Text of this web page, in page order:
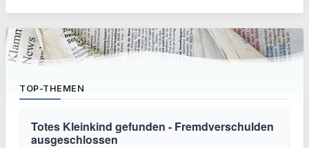
TOP-THEMEN
Totes Kleinkind gefunden - Fremdverschulden
ausgeschlossen